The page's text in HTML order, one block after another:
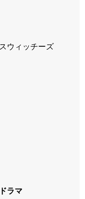
ウィッチーズ
ラマ